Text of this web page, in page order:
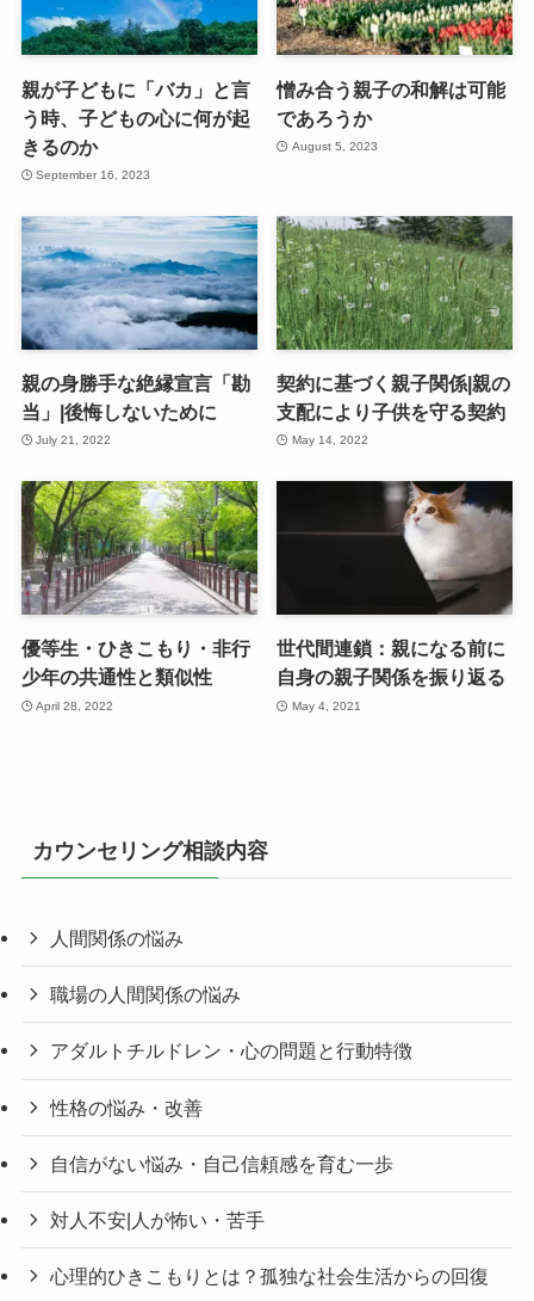
親が子どもに「バカ」と言
う時、子どもの心に何が起
きるのか
September 16, 2023
憎み合う親子の和解は可能
であろうか
August 5, 2023
親の身勝手な絶縁宣言「勘
当」|後悔しないために
July 21, 2022
契約に基づく親子関係|親の
支配により子供を守る契約
May 14, 2022
優等生・ひきこもり・非行
少年の共通性と類似性
April 28, 2022
世代間連鎖：親になる前に
自身の親子関係を振り返る
May 4, 2021
カウンセリング相談内容
人間関係の悩み
職場の人間関係の悩み
アダルトチルドレン・心の問題と行動特徴
性格の悩み・改善
自信がない悩み・自己信頼感を育む一歩
対人不安|人が怖い・苦手
心理的ひきこもりとは？孤独な社会生活からの回復